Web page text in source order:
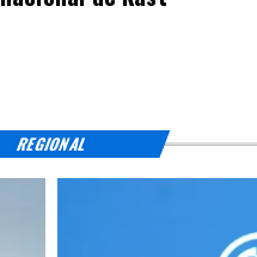
REGIONAL